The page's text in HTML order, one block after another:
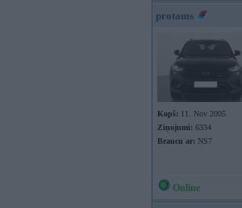
protams
Kopš: 11. Nov 2005
Ziņojumi: 6334
Braucu ar: NS7
Online